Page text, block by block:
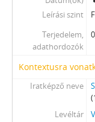
Leírási szint
Terjedelem,
adathordozók
Kontextusra
Iratképző neve
Levéltár